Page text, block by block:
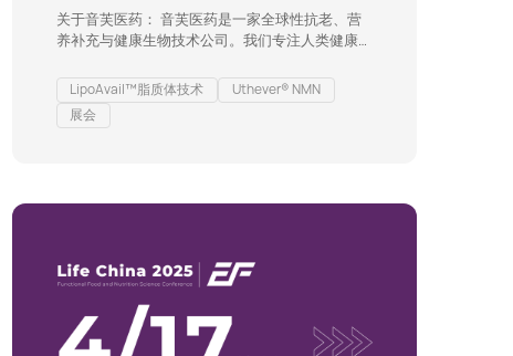
关于音芙医药： 音芙医药是一家全球性抗老、营
养补充与健康生物技术公司。我们专注人类健康和
阶段亟待解决的营养需求，创造社会共享价值。作
为多个单原料品类的专家，我们拥有引领行业潮流
的产品迭代与资源整合能力，业务创新能力横跨人
经…
LipoAvail™脂质体技术
Uthever® NMN
展会